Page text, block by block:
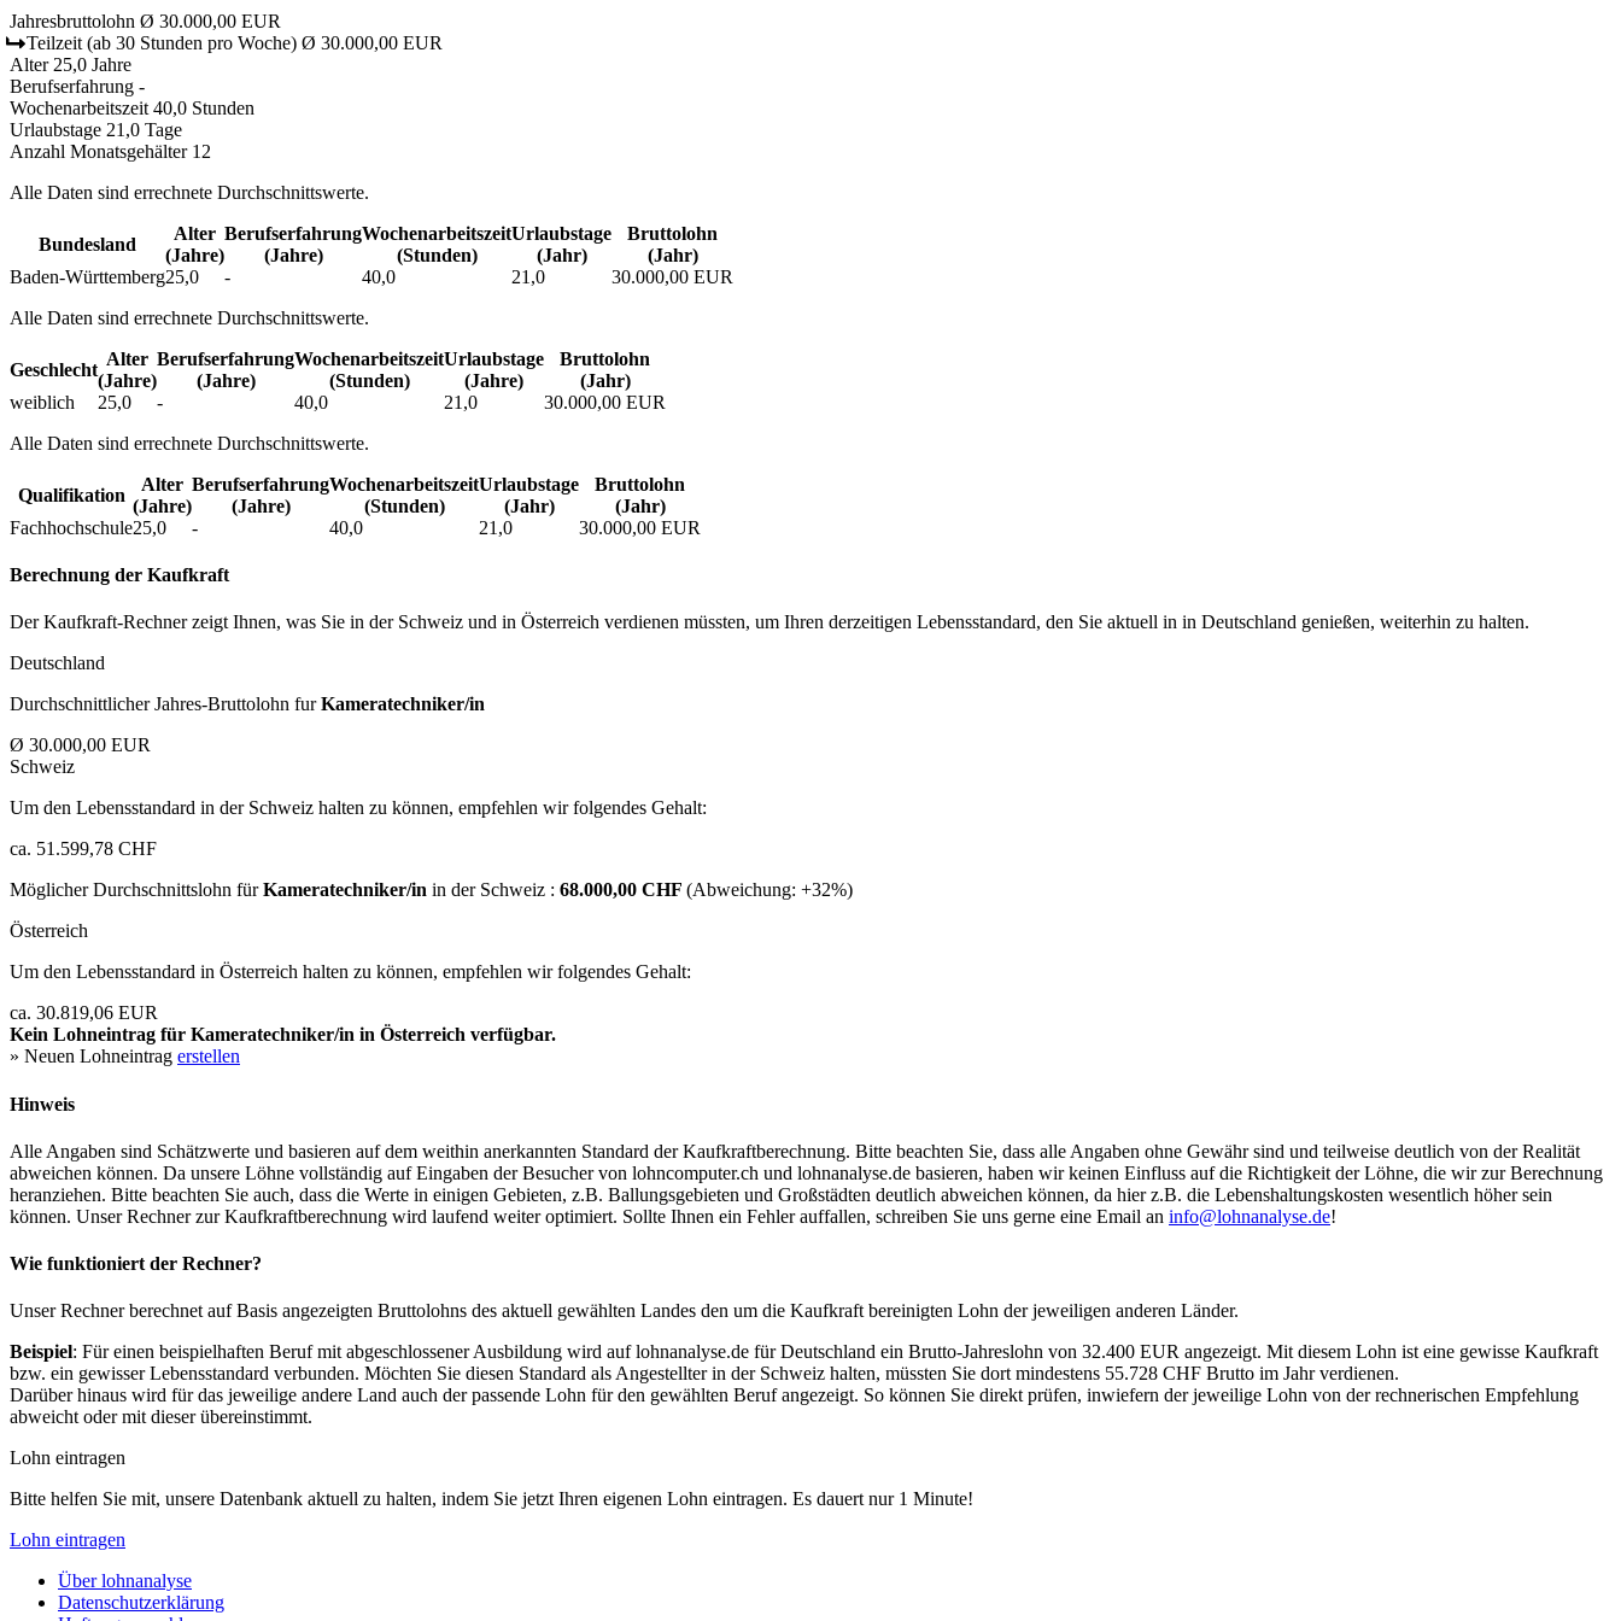
Jahresbruttolohn Ø 30.000,00 EUR
Teilzeit (ab 30 Stunden pro Woche) Ø 30.000,00 EUR
Alter 25,0 Jahre
Berufserfahrung -
Wochenarbeitszeit 40,0 Stunden
Urlaubstage 21,0 Tage
Anzahl Monatsgehälter 12
Alle Daten sind errechnete Durchschnittswerte.
Bundesland
Alter
(Jahre)
Berufs­erfahrung
(Jahre)
Wochen­arbeitszeit
(Stunden)
Urlaubs­tage
(Jahr)
Bruttolohn
(Jahr)
Baden-Württemberg25,0 - 40,0 21,0
30.000,00 EUR
Alle Daten sind errechnete Durchschnittswerte.
Geschlecht
Alter
(Jahre)
Berufs­erfahrung
(Jahre)
Wochen­arbeitszeit
(Stunden)
Urlaubs­tage
(Jahre)
Bruttolohn
(Jahr)
weiblich
25,0 - 40,0 21,0
30.000,00 EUR
Alle Daten sind errechnete Durchschnittswerte.
Qualifikation
Alter
(Jahre)
Berufs­erfahrung
(Jahre)
Wochen­arbeitszeit
(Stunden)
Urlaubs­tage
(Jahr)
Bruttolohn
(Jahr)
Fachhochschule25,0 - 40,0 21,0 30.000,00 EUR
Berechnung der Kaufkraft
Der Kaufkraft-Rechner zeigt Ihnen, was Sie in der Schweiz und in Österreich verdienen müssten, um Ihren derzeitigen Lebensstandard, den Sie aktuell in in Deutschland genießen, weiterhin zu halten.
Deutschland
Durchschnittlicher Jahres-Bruttolohn furKameratechniker/in
Ø 30.000,00 EUR
Schweiz
Um den Lebensstandard in der Schweiz halten zu können, empfehlen wir folgendes Gehalt:
ca. 51.599,78 CHF
Möglicher Durchschnittslohn fürKameratechniker/in in der Schweiz : 68.000,00 CHF (Abweichung: +32%)
Österreich
Um den Lebensstandard in Österreich halten zu können, empfehlen wir folgendes Gehalt:
ca. 30.819,06 EUR
Kein Lohneintrag für Kameratechniker/in in Österreich verfügbar.
» Neuen Lohneintrag erstellen
Hinweis
Alle Angaben sind Schätzwerte und basieren auf dem weithin anerkannten Standard der Kaufkraftberechnung. Bitte beachten Sie, dass alle Angaben ohne Gewähr sind und teilweise deutlich von der Realität
abweichen können. Da unsere Löhne vollständig auf Eingaben der Besucher von lohncomputer.ch und lohnanalyse.de basieren, haben wir keinen Einfluss auf die Richtigkeit der Löhne, die wir zur Berechnung
heranziehen. Bitte beachten Sie auch, dass die Werte in einigen Gebieten, z.B. Ballungsgebieten und Großstädten deutlich abweichen können, da hier z.B. die Lebenshaltungskosten wesentlich höher sein
können. Unser Rechner zur Kaufkraftberechnung wird laufend weiter optimiert. Sollte Ihnen ein Fehler auffallen, schreiben Sie uns gerne eine Email an info@lohnanalyse.de!
Wie funktioniert der Rechner?
Unser Rechner berechnet auf Basis angezeigten Bruttolohns des aktuell gewählten Landes den um die Kaufkraft bereinigten Lohn der jeweiligen anderen Länder.
Beispiel: Für einen beispielhaften Beruf mit abgeschlossener Ausbildung wird auf lohnanalyse.de für Deutschland ein Brutto-Jahreslohn von 32.400 EUR angezeigt. Mit diesem Lohn ist eine gewisse Kaufkraft
bzw. ein gewisser Lebensstandard verbunden. Möchten Sie diesen Standard als Angestellter in der Schweiz halten, müssten Sie dort mindestens 55.728 CHF Brutto im Jahr verdienen.
Darüber hinaus wird für das jeweilige andere Land auch der passende Lohn für den gewählten Beruf angezeigt. So können Sie direkt prüfen, inwiefern der jeweilige Lohn von der rechnerischen Empfehlung
abweicht oder mit dieser übereinstimmt.
Lohn eintragen
Bitte helfen Sie mit, unsere Datenbank aktuell zu halten, indem Sie jetzt Ihren eigenen Lohn eintragen. Es dauert nur 1 Minute!
Lohn eintragen
Über lohnanalyse
Datenschutzerklärung